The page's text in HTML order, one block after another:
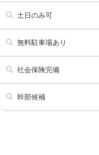
髪型自由
道具･備品貸与
オフィス内分煙・禁煙
土日のみ可
無料駐車場あり
社会保険完備
幹部候補